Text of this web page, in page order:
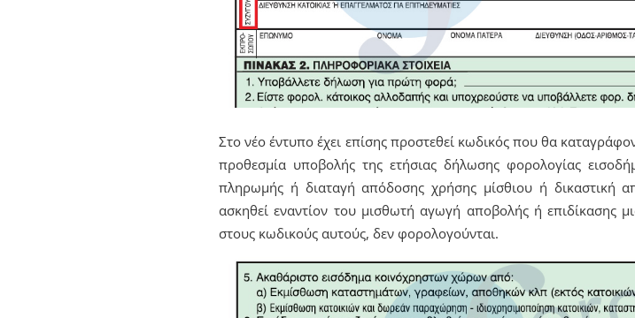
Στο νέο έντυπο έχει επίσης προστεθεί κωδικός που θα
προθεσμία υποβολής της ετήσιας δήλωσης φορολογίας
πληρωμής ή διαταγή απόδοσης χρήσης μίσθιου ή δικαστική
ασκηθεί εναντίον του μισθωτή αγωγή αποβολής ή επιδίκασης
στους κωδικούς αυτούς, δεν φορολογούνται.